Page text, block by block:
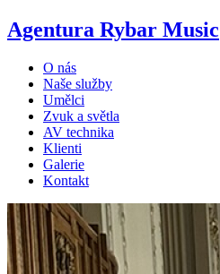
Agentura Rybar Music
O nás
Naše služby
Umělci
Zvuk a světla
AV technika
Klienti
Galerie
Kontakt